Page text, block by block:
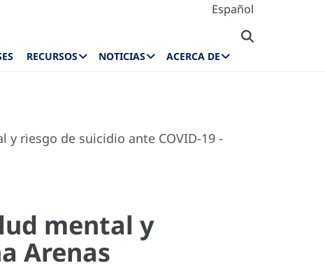
Español
RECURSOS NOTICIAS ACERCA DE
riesgo de suicidio ante COVID-19 -
mental y
Arenas